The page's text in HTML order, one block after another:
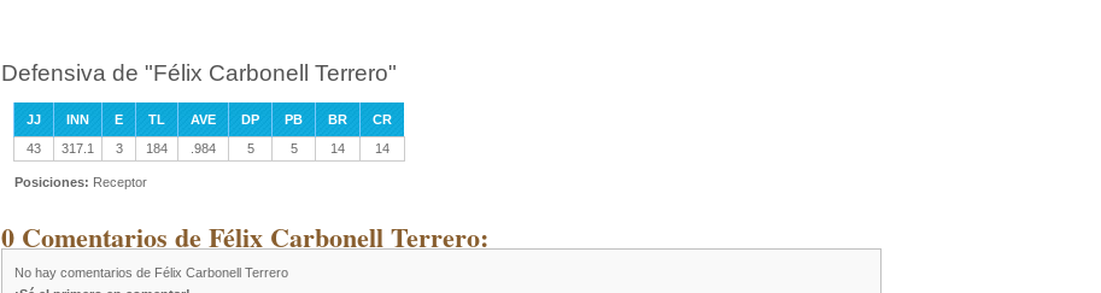
Defensiva de "Félix Carbonell Terrero"
JJ INN E TL AVE DP PB BR
CR
43
317.1 3 184 .984 5 5 14 14
Posiciones: Receptor
0 Comentarios de Félix Carbonell Terrero:
No hay comentarios de Félix Carbonell Terrero